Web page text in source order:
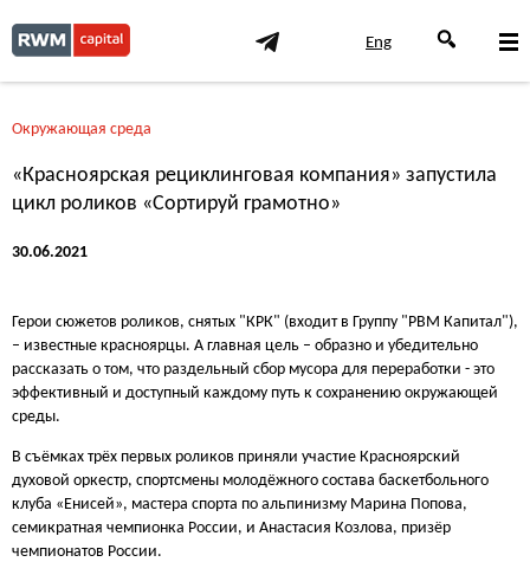
Eng
Окружающая среда
«Красноярская рециклинговая компания» запустила
цикл роликов «Сортируй грамотно»
30.06.2021
Герои сюжетов роликов, снятых "КРК" (входит в Группу "РВМ Капитал"),
– известные красноярцы. А главная цель – образно и убедительно
рассказать о том, что раздельный сбор мусора для переработки - это
эффективный и доступный каждому путь к сохранению окружающей
среды.
В съёмках трёх первых роликов приняли участие Красноярский
духовой оркестр, спортсмены молодёжного состава баскетбольного
клуба «Енисей», мастера спорта по альпинизму Марина Попова,
семикратная чемпионка России, и Анастасия Козлова, призёр
чемпионатов России.